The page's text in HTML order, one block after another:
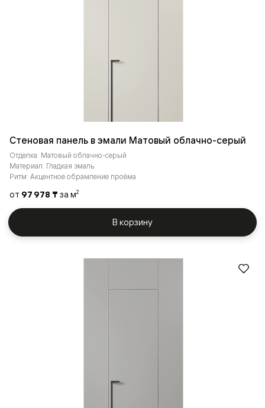
Стеновая панель в эмали Матовый облачно-серый
Отделка: Матовый облачно-серый
Материал: Гладкая эмаль
Ритм: Акцентное обрамление проёма
от 97 978 ₸ за м2
В корзину